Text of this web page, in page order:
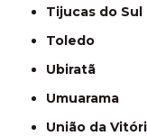
Tijucas do Sul
Toledo
Ubiratã
Umuarama
União da